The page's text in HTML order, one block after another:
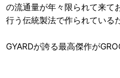
の流通量が年々限られて来て
行う伝統製法で作られている
GYARDが誇る最高傑作が